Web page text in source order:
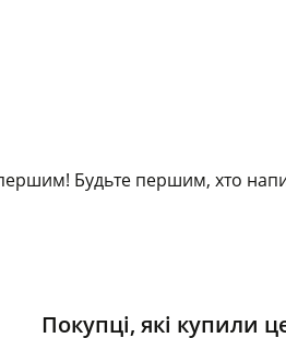
Будьте першим, хто
Покупці, які купили